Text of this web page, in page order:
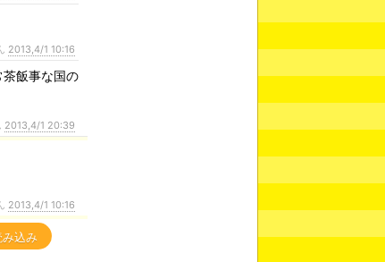
2013,4/1 10:16
飯事な国の
2013,4/1 20:39
2013,4/1 10:16
込み